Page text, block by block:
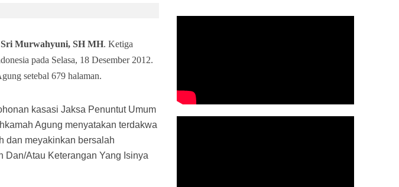
Hazzard Pilkada Berikutnya
Murwahyuni, SH MH. Ketiga
pada Selasa, 18 Desember 2012.
setebal 679 halaman.
kasasi Jaksa Penuntut Umum
Agung menyatakan terdakwa
dan meyakinkan bersalah
Dan/Atau Keterangan Yang Isinya